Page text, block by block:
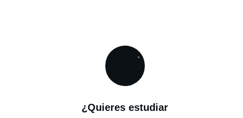
¿Quieres estudiar